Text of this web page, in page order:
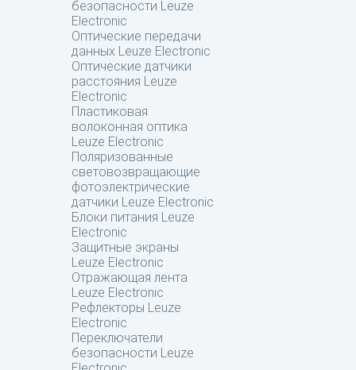
безопасности Leuze
Electronic
Оптические передачи
данных Leuze Electronic
Оптические датчики
расстояния Leuze
Electronic
Пластиковая
волоконная оптика
Leuze Electronic
Поляризованные
световозвращающие
фотоэлектрические
датчики Leuze Electronic
Блоки питания Leuze
Electronic
Защитные экраны
Leuze Electronic
Отражающая лента
Leuze Electronic
Рефлекторы Leuze
Electronic
Переключатели
безопасности Leuze